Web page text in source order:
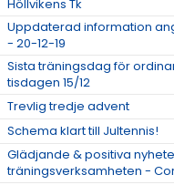
Höllvikens Tk
Uppdaterad information
- 20-12-19
Sista träningsdag för
tisdagen 15/12
Trevlig tredje advent
Schema klart till Jultennis!
Glädjande & positiva
träningsverksamheten -